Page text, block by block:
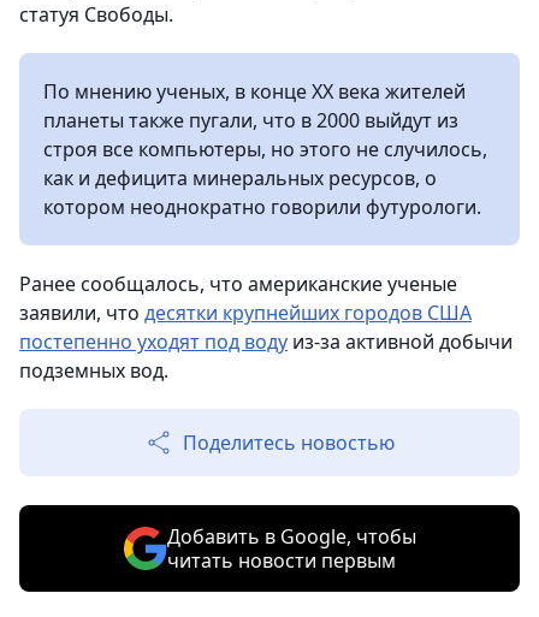
статуя Свободы.
По мнению ученых, в конце XX века жителей
планеты также пугали, что в 2000 выйдут из
строя все компьютеры, но этого не случилось,
как и дефицита минеральных ресурсов, о
котором неоднократно говорили футурологи.
Ранее сообщалось, что американские ученые
заявили, что десятки крупнейших городов США
постепенно уходят под воду из-за активной добычи
подземных вод.
Поделитесь новостью
Добавить в Google, чтобы
читать новости первым